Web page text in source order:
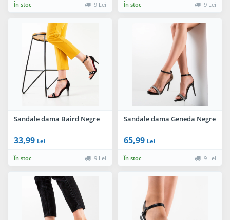
În stoc 9 Lei În stoc 9 Lei
Sandale dama Baird Negre
33,99 Lei
În stoc 9 Lei
Sandale dama Geneda Negre
65,99 Lei
În stoc 9 Lei